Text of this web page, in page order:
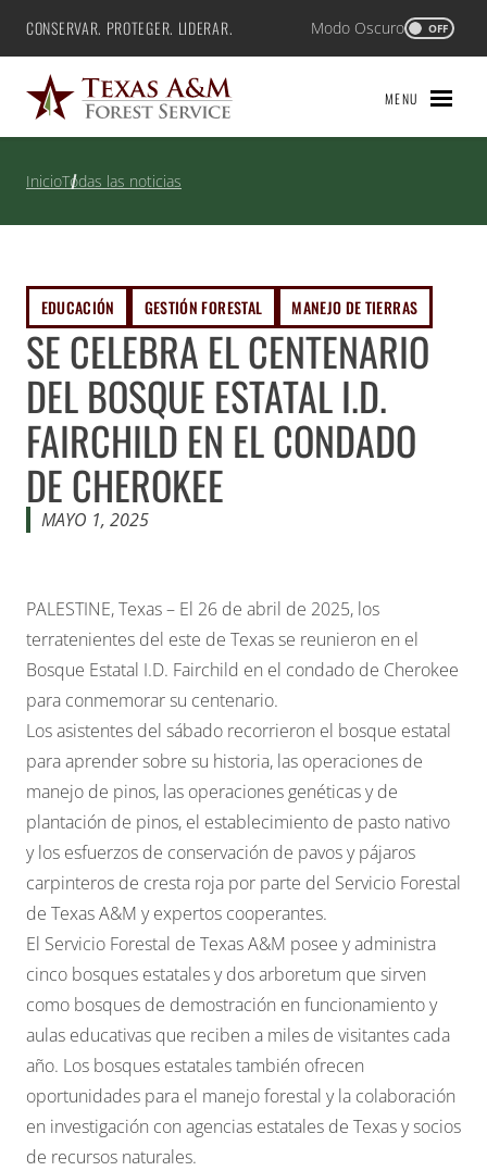
Saltar
contenido
Texas A&M Forest Service
CONSERVAR. PROTEGER. LIDERAR. Modo Oscuro OFF
MENU
InicioTodas las noticias
SE CELEBRA EL CENTENARIO
DEL BOSQUE ESTATAL I.D.
FAIRCHILD EN EL CONDADO
DE CHEROKEE
EDUCACIÓN GESTIÓN FORESTAL MANEJO DE TIERRAS
MAYO 1, 2025
PALESTINE, Texas – El 26 de abril de 2025, los
terratenientes del este de Texas se reunieron en el
Bosque Estatal I.D. Fairchild en el condado de Cherokee
para conmemorar su centenario.
Los asistentes del sábado recorrieron el bosque estatal
para aprender sobre su historia, las operaciones de
manejo de pinos, las operaciones genéticas y de
plantación de pinos, el establecimiento de pasto nativo
y los esfuerzos de conservación de pavos y pájaros
carpinteros de cresta roja por parte del Servicio Forestal
de Texas A&M y expertos cooperantes.
El Servicio Forestal de Texas A&M posee y administra
cinco bosques estatales y dos arboretum que sirven
como bosques de demostración en funcionamiento y
aulas educativas que reciben a miles de visitantes cada
año. Los bosques estatales también ofrecen
oportunidades para el manejo forestal y la colaboración
en investigación con agencias estatales de Texas y socios
de recursos naturales.